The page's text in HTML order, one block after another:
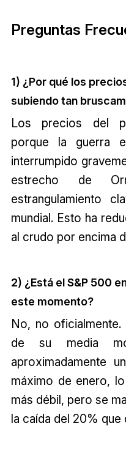
Preguntas
1) ¿Por qué los
subiendo tan
Los precios del
porque la guerra
interrumpido
estrecho de
estrangulamiento
mundial. Esto ha
al crudo por encima
2) ¿Está el S&P 500
este momento?
No, no
de su media
aproximadamente
máximo de enero,
más débil, pero se
la caída del 20%